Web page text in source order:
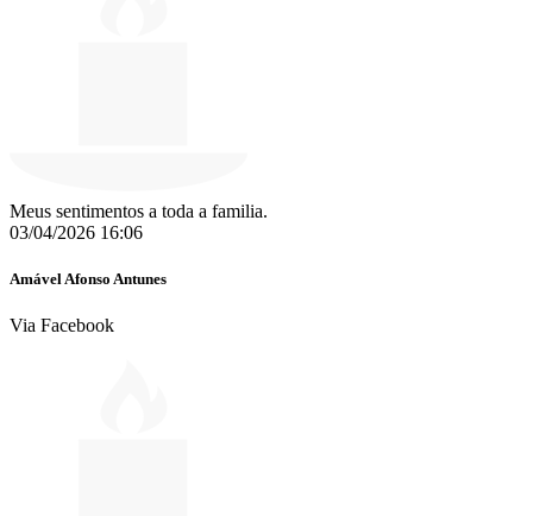
Meus sentimentos a toda a familia.
03/04/2026 16:06
Amável Afonso Antunes
Via Facebook